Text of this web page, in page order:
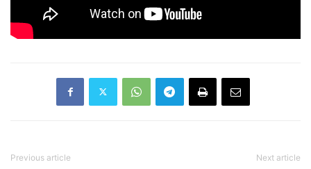
Previous article Next article